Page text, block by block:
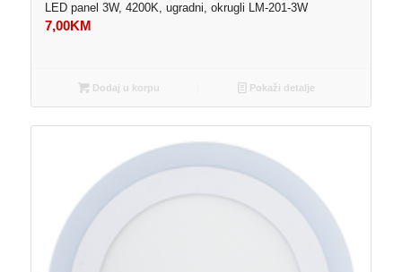
LED panel 3W, 4200K, ugradni, okrugli LM-201-3W
7,00KM
Dodaj u korpu Pokaži detalje